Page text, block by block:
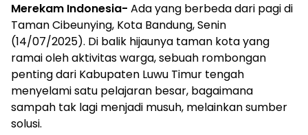
Merekam Indonesia- Ada yang berbeda dari pagi di
Taman Cibeunying, Kota Bandung, Senin
(14/07/2025). Di balik hijaunya taman kota yang
ramai oleh aktivitas warga, sebuah rombongan
penting dari Kabupaten Luwu Timur tengah
menyelami satu pelajaran besar, bagaimana
sampah tak lagi menjadi musuh, melainkan sumber
solusi.